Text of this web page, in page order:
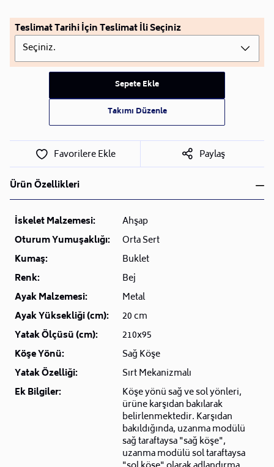
Teslimat Tarihi İçin Teslimat İli Seçiniz
Seçiniz.
Sepete Ekle
Takımı Düzenle
Favorilere Ekle
Paylaş
Ürün Özellikleri
İskelet Malzemesi:
Ahşap
Oturum Yumuşaklığı:
Orta Sert
Kumaş:
Buklet
Renk:
Bej
Ayak Malzemesi:
Metal
Ayak Yüksekliği (cm):
20 cm
Yatak Ölçüsü (cm):
210x95
Köşe Yönü:
Sağ Köşe
Yatak Özelliği:
Sırt Mekanizmalı
Ek Bilgiler:
Köşe yönü sağ ve sol yönleri,
ürüne karşıdan bakılarak
belirlenmektedir. Karşıdan
bakıldığında, uzanma modülü
sağ taraftaysa "sağ köşe",
uzanma modülü sol taraftaysa